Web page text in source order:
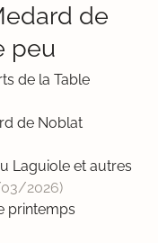
de
peu
de la Table
de Noblat
Laguiole et autres
2026)
printemps